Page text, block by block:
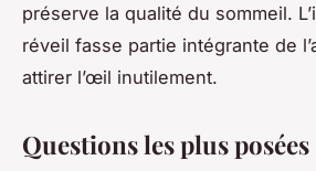
préserve la qualité du sommeil.
réveil fasse partie intégrante de
attirer l’œil inutilement.
Questions les plus posées